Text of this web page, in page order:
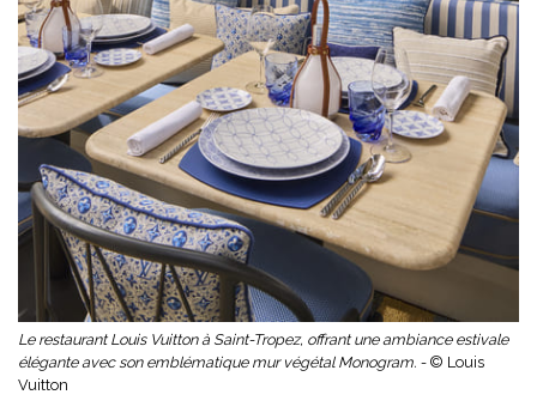
Le restaurant Louis Vuitton à Saint-Tropez, offrant une ambiance estivale
élégante avec son emblématique mur végétal Monogram. - © Louis
Vuitton